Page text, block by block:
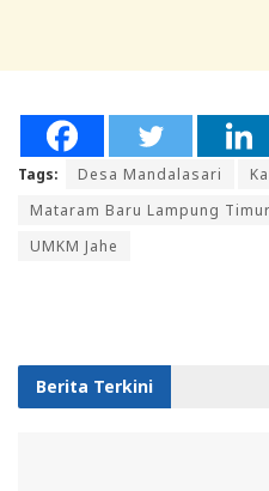
Tags: Desa Mandalasari
Mataram Baru Lampung Timur
UMKM Jahe
Berita Terkini